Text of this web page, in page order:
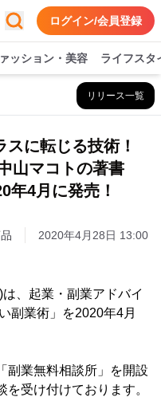
ログイン/会員登録
ッション・美容 ライフスタ
リリース一覧
に転じる技術！
山マコトの著書
年4月に発売！
2020年4月28日 13:00
、起業・副業アドバイ
副業術」を2020年4月
副業無料相談所」を開設
受け付けております。